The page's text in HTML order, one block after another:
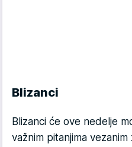
Blizanci
Blizanci će ove nedelje
važnim pitanjima